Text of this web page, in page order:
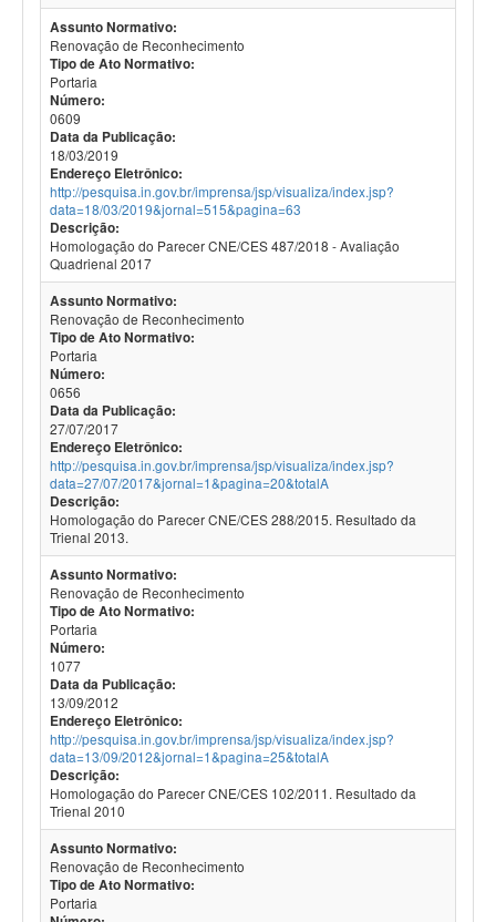
Assunto Normativo:
Renovação de Reconhecimento
Tipo de Ato Normativo:
Portaria
Número:
0609
Data da Publicação:
18/03/2019
Endereço Eletrônico:
http://pesquisa.in.gov.br/imprensa/jsp/visualiza/index.jsp?
data=18/03/2019&jornal=515&pagina=63
Descrição:
Homologação do Parecer CNE/CES 487/2018 - Avaliação
Quadrienal 2017
Assunto Normativo:
Renovação de Reconhecimento
Tipo de Ato Normativo:
Portaria
Número:
0656
Data da Publicação:
27/07/2017
Endereço Eletrônico:
http://pesquisa.in.gov.br/imprensa/jsp/visualiza/index.jsp?
data=27/07/2017&jornal=1&pagina=20&totalA
Descrição:
Homologação do Parecer CNE/CES 288/2015. Resultado da
Trienal 2013.
Assunto Normativo:
Renovação de Reconhecimento
Tipo de Ato Normativo:
Portaria
Número:
1077
Data da Publicação:
13/09/2012
Endereço Eletrônico:
http://pesquisa.in.gov.br/imprensa/jsp/visualiza/index.jsp?
data=13/09/2012&jornal=1&pagina=25&totalA
Descrição:
Homologação do Parecer CNE/CES 102/2011. Resultado da
Trienal 2010
Assunto Normativo:
Renovação de Reconhecimento
Tipo de Ato Normativo:
Portaria